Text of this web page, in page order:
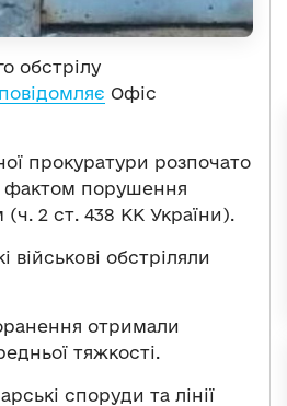
обстрілу
повідомляє Офіс
прокуратури розпочато
фактом порушення
(ч. 2 ст. 438 КК України).
обстріляли
отримали
тяжкості.
споруди та лінії